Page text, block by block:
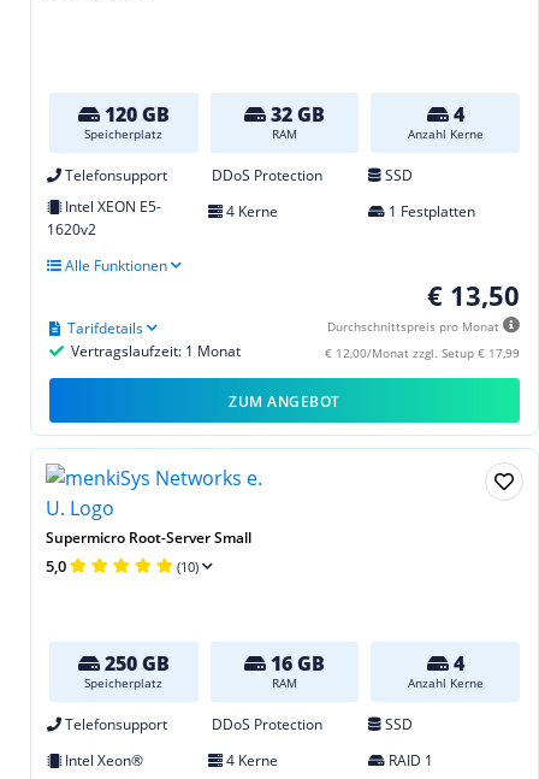
120 GB
Speicherplatz
32 GB
RAM
4
Anzahl Kerne
Telefonsupport DDoS Protection
SSD
Intel XEON E5-
1620v2
4 Kerne 1 Festplatten
Alle Funktionen
€ 13,50
Durchschnittspreis pro Monat
€ 12,00/Monat zzgl. Setup € 17,99
Vertragslaufzeit: 1 Monat
Tarifdetails
ZUM ANGEBOT
Supermicro Root-Server Small
5,0 (10)
250 GB
Speicherplatz
16 GB
RAM
4
Anzahl Kerne
Telefonsupport DDoS Protection
SSD
Intel Xeon®
4 Kerne
RAID 1